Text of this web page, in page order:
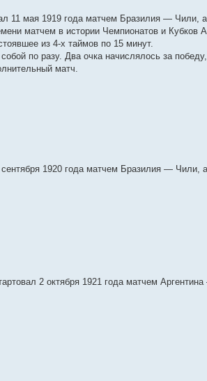
11 мая 1919 года матчем Бразилия — Чили, а
матчем в истории Чемпионатов и Кубков
из 4-х таймов по 15 минут.
по разу. Два очка начислялось за
матч.
1920 года матчем Бразилия — Чили, а
2 октября 1921 года матчем